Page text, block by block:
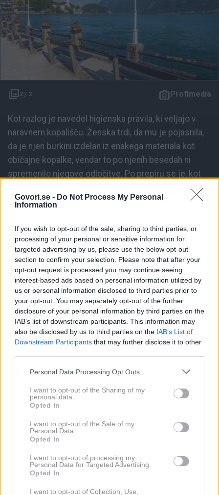
Govori.se - Do Not Process My Personal
Information
If you wish to opt-out of the sale, sharing to third parties, or
processing of your personal or sensitive information for
targeted advertising by us, please use the below opt-out
section to confirm your selection. Please note that after your
opt-out request is processed you may continue seeing
interest-based ads based on personal information utilized by
us or personal information disclosed to third parties prior to
your opt-out. You may separately opt-out of the further
disclosure of your personal information by third parties on the
IAB’s list of downstream participants. This information may
also be disclosed by us to third parties on the IAB’s List of
Downstream Participants that may further disclose it to other
Personal Data Processing Opt Outs
I want to opt-out of the Sharing of my
personal data.
Opted In
I want to opt-out of the Sale of my
Personal Data.
Opted In
I want to opt-out of processing my
Personal Data for Targeted Advertising.
Opted In
I want to opt-out of Collection, Use,
2 / 2 Profimedia
Kot razlog je navedel higienska pravila, ki veljajo v
naravnem kopališču. Ženska trdi, da mu je pojasnila,
da je njen burkini izdelan iz enakega materiala kot
običajne kopalke, vendar to po njenih besedah ni
spremenilo njegove odločitve. Po prepiru se je, kot
obtožila diskriminacije. »Zame je bila ta izjava čisti
strani predstavniki kopališča takšne očitke odločno
zavračajo. Poudarjajo, da odločitev ni bila povezana z
vero, narodnostjo ali poreklom obiskovalke, temveč
izključno s pravili uporabe kopališča. Po dostopnih
informacijah je med besednim sporom 18-letni sin
ženske domnevno zagrozil reševalcu, vendar do
fizičnega obračuna ni prišlo. Družini so ob odhodu
vrnili denar za vstopnice. Ženska trdi, da ji je župan,
potem ko je napovedala, da bo primer predstavila
očitke o rasizmu. Poudaril je, da so vsi obiskovalci
dobrodošli ne glede na vero ali barvo kože, vendar
naravno kopališče deluje po drugačnih higienskih
standardih kot bazeni s klorirano vodo. Po njegovih
rastlinami, zato niso dovoljena niti druga oblačila, ki
prekrivajo celotno telo. Dodal je, da visoka
temperatura vode, med 25 in 26 stopinjami Celzija,